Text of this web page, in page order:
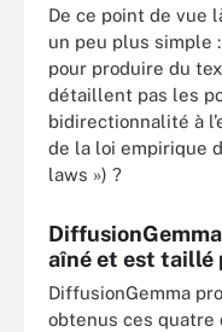
De ce point de vue
un peu plus simple :
pour produire du
détaillent pas les
bidirectionnalité à
de la loi empirique
laws ») ?
aîné et est taillé
DiffusionGemma
obtenus ces quatre